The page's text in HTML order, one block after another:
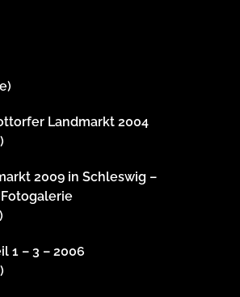
Landmarkt 2004
2009 in Schleswig –
1 – 3 – 2006